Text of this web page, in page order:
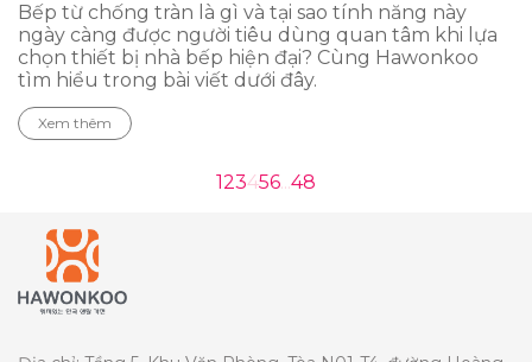
Bếp từ chống tràn là gì và tại sao tính năng này
ngày càng được người tiêu dùng quan tâm khi lựa
chọn thiết bị nhà bếp hiện đại? Cùng Hawonkoo
tìm hiểu trong bài viết dưới đây.
Xem thêm
123456...48